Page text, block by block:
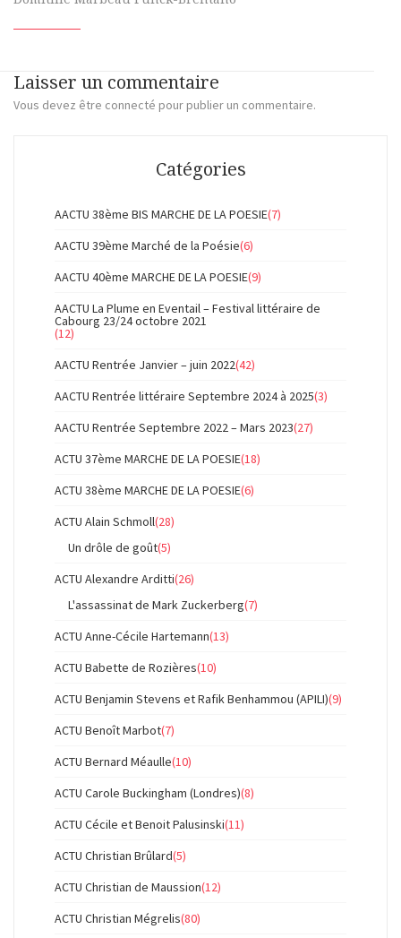
Laisser un commentaire
Vous devez être connecté pour publier un commentaire.
Catégories
AACTU 38ème BIS MARCHE DE LA POESIE(7)
AACTU 39ème Marché de la Poésie(6)
AACTU 40ème MARCHE DE LA POESIE(9)
AACTU La Plume en Eventail – Festival littéraire de
Cabourg 23/24 octobre 2021
(12)
AACTU Rentrée Janvier – juin 2022(42)
AACTU Rentrée littéraire Septembre 2024 à 2025(3)
AACTU Rentrée Septembre 2022 – Mars 2023(27)
ACTU 37ème MARCHE DE LA POESIE(18)
ACTU 38ème MARCHE DE LA POESIE(6)
ACTU Alain Schmoll(28)
Un drôle de goût(5)
ACTU Alexandre Arditti(26)
L'assassinat de Mark Zuckerberg(7)
ACTU Anne-Cécile Hartemann(13)
ACTU Babette de Rozières(10)
ACTU Benjamin Stevens et Rafik Benhammou (APILI)(9)
ACTU Benoît Marbot(7)
ACTU Bernard Méaulle(10)
ACTU Carole Buckingham (Londres)(8)
ACTU Cécile et Benoit Palusinski(11)
ACTU Christian Brûlard(5)
ACTU Christian de Maussion(12)
ACTU Christian Mégrelis(80)